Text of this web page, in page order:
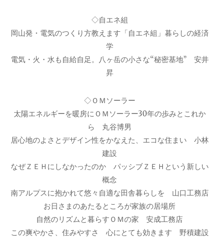
◇自エネ組
岡山発・電気のつくり方教えます「自エネ組」暮らしの経済
学
電気・火・水も自給自足。八ヶ岳の小さな“秘密基地” 安井
昇
◇ＯＭソーラー
太陽エネルギーを暖房にＯＭソーラー30年の歩みとこれか
ら 丸谷博男
居心地のよさとデザイン性をかなえた、エコな住まい 小林
建設
なぜＺＥＨにしなかったのか パッシブＺＥＨという新しい
概念
南アルプスに抱かれて悠々自適な田舎暮らしを 山口工務店
お日さまのあたるところが家族の居場所
自然のリズムと暮らすＯＭの家 安成工務店
この爽やかさ、住みやすさ 心にとても効きます 野積建設